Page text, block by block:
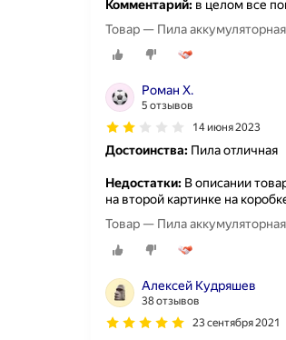
Комментарий: в целом все
Товар — Пила
Роман Х.
5 отзывов
14 июня 2023
Достоинства: Пила отличная
Недостатки: В описании
на второй картинке на
Товар — Пила
Алексей Кудряшев
38 отзывов
23 сентября 2021